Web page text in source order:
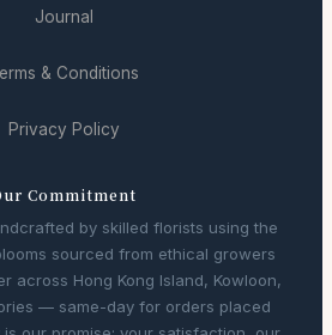
Journal
& Conditions
Privacy Policy
Commitment
by skilled florists using the
sourced from ethical growers
across Hong Kong Island, Kowloon,
— same-day for orders placed